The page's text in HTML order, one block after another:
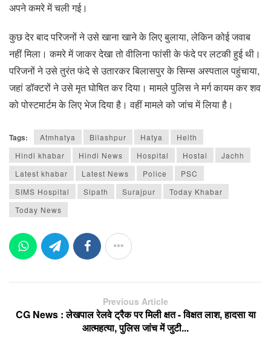
अपने कमरे में चली गई।
कुछ देर बाद परिजनों ने उसे खाना खाने के लिए बुलाया, लेकिन कोई जवाब
नहीं मिला। कमरे में जाकर देखा तो वीलिना फांसी के फंदे पर लटकी हुई थी।
परिजनों ने उसे तुरंत फंदे से उतारकर बिलासपुर के सिम्स अस्पताल पहुंचाया,
जहां डॉक्टरों ने उसे मृत घोषित कर दिया। मामले पुलिस ने मर्ग कायम कर शव
को पोस्टमार्टम के लिए भेज दिया है। वहीं मामले को जांच में लिया है।
Tags: Atmhatya Bilashpur Hatya
Helth
Hindi khabar
Hindi News Hospital Hostal
Jachh
Latest khabar
Latest News Police
PSC
SIMS Hospital
Sipath Surajpur
Today Khabar
Today News
Previous Article
CG News : लेखपाल रेलवे ट्रैक पर मिली क्षत - विक्षत लाश, हादसा या
आत्महत्या, पुलिस जांच में जुटी...